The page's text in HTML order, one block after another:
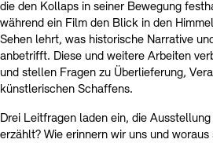
die den Kollaps in seiner Bewegung
während ein Film den Blick in den
Sehen lehrt, was historische Narrative
anbetrifft. Diese und weitere Arbeiten
und stellen Fragen zu Überlieferung,
künstlerischen Schaffens.
Drei Leitfragen laden ein, die
erzählt? Wie erinnern wir uns und